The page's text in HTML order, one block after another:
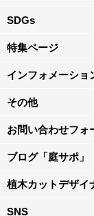
SDGs
特集ページ
インフォメーショ
その他
お問い合わせフォ
ブログ「庭サポ」
植木カットデザイ
SNS